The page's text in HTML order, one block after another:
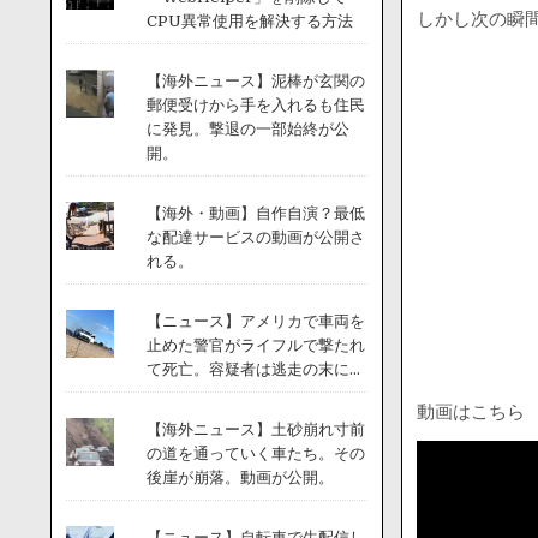
しかし次の瞬
動画はこちら
CPU異常使用を解決する方法
【海外ニュース】泥棒が玄関の
郵便受けから手を入れるも住民
に発見。撃退の一部始終が公
開。
【海外・動画】自作自演？最低
な配達サービスの動画が公開さ
れる。
【ニュース】アメリカで車両を
止めた警官がライフルで撃たれ
て死亡。容疑者は逃走の末に...
【海外ニュース】土砂崩れ寸前
の道を通っていく車たち。その
後崖が崩落。動画が公開。